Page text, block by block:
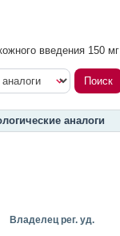
введения 150 мг
аналоги
Владелец рег. уд.